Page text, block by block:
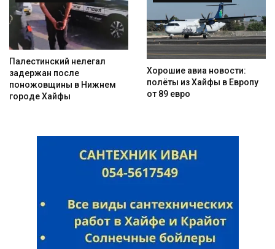
Искать
Палестинский нелегал
задержан после
поножовщины в Нижнем
городе Хайфы
Хорошие авиа новости:
полёты из Хайфы в Европу
от 89 евро